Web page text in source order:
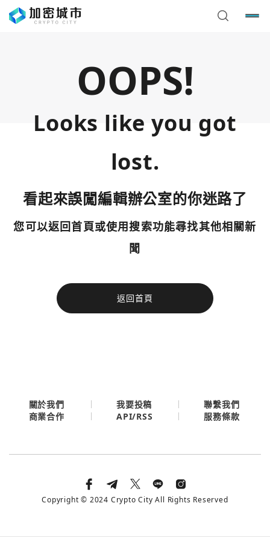
OOPS!
Looks like you got
lost.
看起來誤闖編輯辦公室的你迷路了
您可以返回首頁或使用搜索功能尋找其他相關新
聞
返回首頁
今日熱門
使用以下帳號繼續
您已閒置5分鐘，請點擊關閉按鈕或空白處，即可回到加密
今日熱門
關於我們 我要投稿
聯繫我們
商業合作
API/RSS 服務條款
Copyright © 2024 Crypto City All Rights Reserved